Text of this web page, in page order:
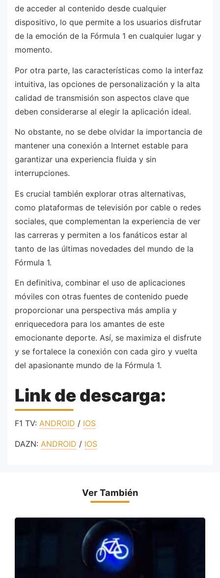
de acceder al contenido desde cualquier
dispositivo, lo que permite a los usuarios disfrutar
de la emoción de la Fórmula 1 en cualquier lugar y
momento.
Por otra parte, las características como la interfaz
intuitiva, las opciones de personalización y la alta
calidad de transmisión son aspectos clave que
deben considerarse al elegir la aplicación ideal.
No obstante, no se debe olvidar la importancia de
mantener una conexión a Internet estable para
garantizar una experiencia fluida y sin
interrupciones.
Es crucial también explorar otras alternativas,
como plataformas de televisión por cable o redes
sociales, que complementan la experiencia de ver
las carreras y permiten a los fanáticos estar al
tanto de las últimas novedades del mundo de la
Fórmula 1.
En definitiva, combinar el uso de aplicaciones
móviles con otras fuentes de contenido puede
proporcionar una perspectiva más amplia y
enriquecedora para los amantes de este
emocionante deporte. Así, se maximiza el disfrute
y se fortalece la conexión con cada giro y vuelta
del apasionante mundo de la Fórmula 1.
Link de descarga:
F1 TV: ANDROID / IOS
DAZN: ANDROID / IOS
Ver También